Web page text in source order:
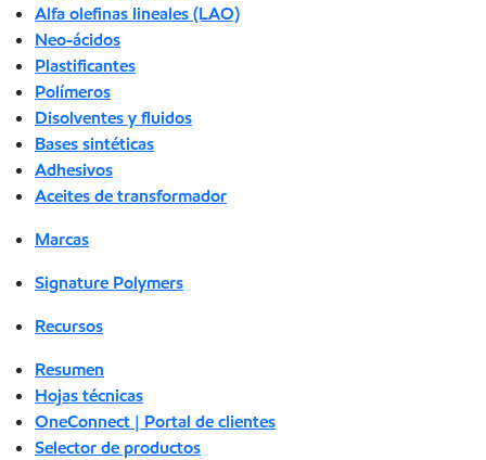
Alfa olefinas lineales (LAO)
Neo-ácidos
Plastificantes
Polímeros
Disolventes y fluidos
Bases sintéticas
Adhesivos
Aceites de transformador
Marcas
Signature Polymers
Recursos
Resumen
Hojas técnicas
OneConnect | Portal de clientes
Selector de productos